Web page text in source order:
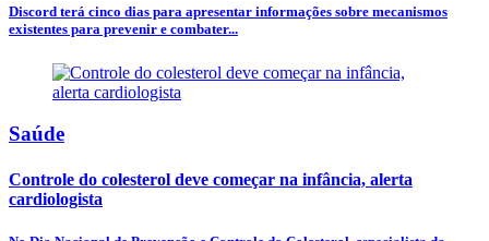
Discord terá cinco dias para apresentar informações sobre mecanismos
existentes para prevenir e combater...
Saúde
Controle do colesterol deve começar na infância, alerta
cardiologista